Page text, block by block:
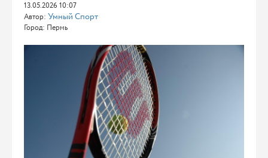
13.05.2026 10:07
Автор: Умный Спорт
Город: Пермь